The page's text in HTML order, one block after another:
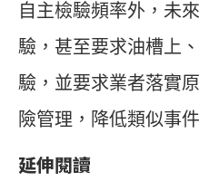
自主檢驗頻率外，未
驗，甚至要求油槽上
驗，並要求業者落實
險管理，降低類似事
延伸閱讀